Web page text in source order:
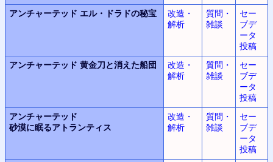
アンチャーテッド エル・ドラドの秘宝
改造・
解析
質問・
雑談
セー
ブデ
ータ
投稿
アンチャーテッド 黄金刀と消えた船団
改造・
解析
質問・
雑談
セー
ブデ
ータ
投稿
アンチャーテッド
砂漠に眠るアトランティス
改造・
解析
質問・
雑談
セー
ブデ
ータ
投稿